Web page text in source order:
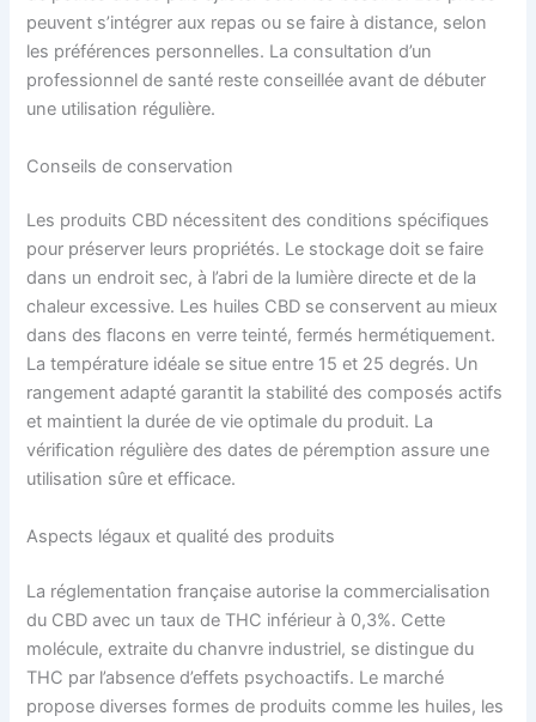
peuvent s’intégrer aux repas ou se faire à distance, selon
les préférences personnelles. La consultation d’un
professionnel de santé reste conseillée avant de débuter
une utilisation régulière.
Conseils de conservation
Les produits CBD nécessitent des conditions spécifiques
pour préserver leurs propriétés. Le stockage doit se faire
dans un endroit sec, à l’abri de la lumière directe et de la
chaleur excessive. Les huiles CBD se conservent au mieux
dans des flacons en verre teinté, fermés hermétiquement.
La température idéale se situe entre 15 et 25 degrés. Un
rangement adapté garantit la stabilité des composés actifs
et maintient la durée de vie optimale du produit. La
vérification régulière des dates de péremption assure une
utilisation sûre et efficace.
Aspects légaux et qualité des produits
La réglementation française autorise la commercialisation
du CBD avec un taux de THC inférieur à 0,3%. Cette
molécule, extraite du chanvre industriel, se distingue du
THC par l’absence d’effets psychoactifs. Le marché
propose diverses formes de produits comme les huiles, les